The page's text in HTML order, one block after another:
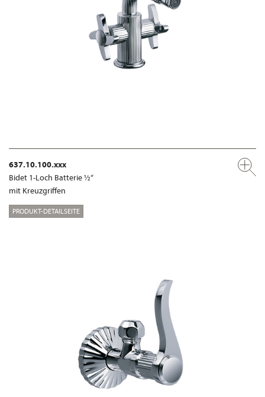
637.10.100.xxx
Bidet 1-Loch Batterie ½“
mit Kreuzgriffen
PRODUKT-DETAILSEITE